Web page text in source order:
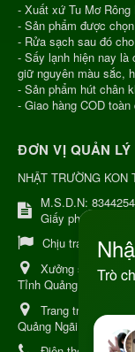
- Xuất xứ Tu Mơ Rông
- Sản phẩm được
- Rửa sạch sau đó
- Sấy lạnh hiện nay là
giữ nguyên màu sắc,
- Sản phẩm hút chân
- Giao hàng COD toàn
ĐƠN VỊ QUẢN LÝ
NHẬT TRƯỜNG KON
M.S.D.N:
Giấy phép số: Số
Chịu trách nhiệm:
Xưởng sản xuất:
Tỉnh Quảng Ngải
Trang trại Dược
Quảng Ngãi